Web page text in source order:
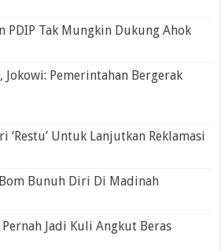
PDIP Tak Mungkin Dukung Ahok
Jokowi: Pemerintahan Bergerak
‘Restu’ Untuk Lanjutkan Reklamasi
Bunuh Diri Di Madinah
Jadi Kuli Angkut Beras